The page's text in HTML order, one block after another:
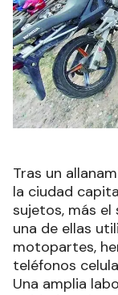
Tras un
la ciudad
sujetos, más
una de ellas
motopartes,
teléfonos
Una amplia